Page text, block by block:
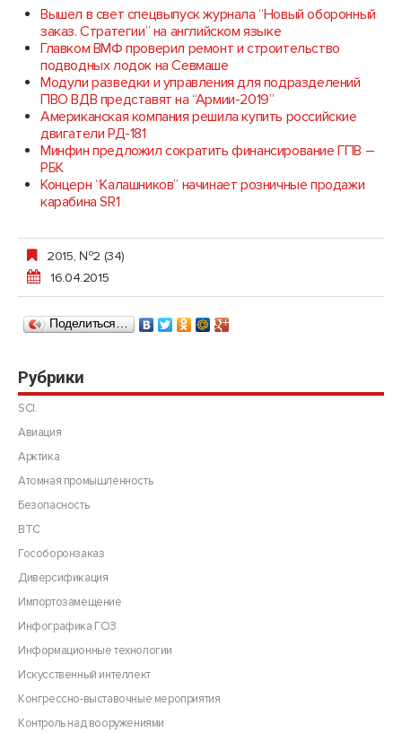
Вышел в свет спецвыпуск журнала “Новый оборонный
заказ. Стратегии” на английском языке
Главком ВМФ проверил ремонт и строительство
подводных лодок на Севмаше
Модули разведки и управления для подразделений
ПВО ВДВ представят на “Армии-2019”
Американская компания решила купить российские
двигатели РД-181
Минфин предложил сократить финансирование ГПВ –
РБК
Концерн “Калашников” начинает розничные продажи
карабина SR1
2015, №2 (34)
16.04.2015
Поделиться…
Рубрики
SCI.
Авиация
Арктика
Атомная промышленность
Безопасность
ВТС
Гособоронзаказ
Диверсификация
Импортозамещение
Инфографика ГОЗ
Информационные технологии
Искусственный интеллект
Конгрессно-выставочные мероприятия
Контроль над вооружениями